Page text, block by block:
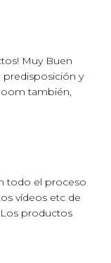
Muy Buen
y
también,
todo el proceso
vídeos etc de
productos